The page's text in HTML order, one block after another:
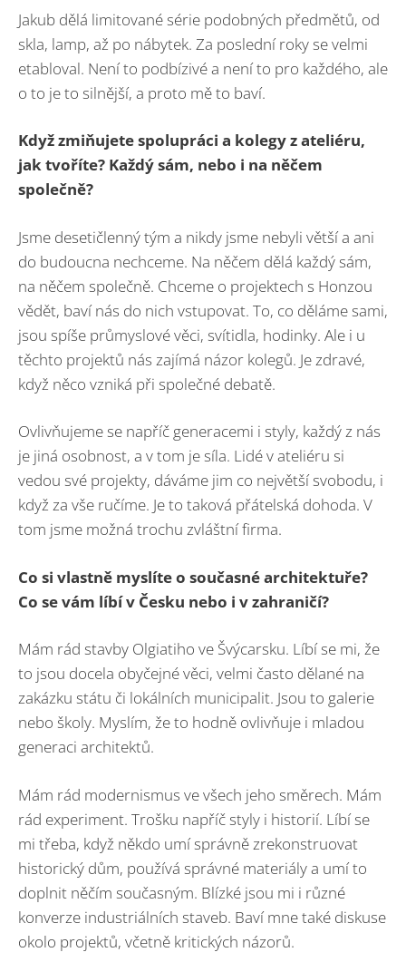
Jakub dělá limitované série podobných předmětů, od
skla, lamp, až po nábytek. Za poslední roky se velmi
etabloval. Není to podbízivé a není to pro každého, ale
o to je to silnější, a proto mě to baví.
Když zmiňujete spolupráci a kolegy z ateliéru,
jak tvoříte? Každý sám, nebo i na něčem
společně?
Jsme desetičlenný tým a nikdy jsme nebyli větší a ani
do budoucna nechceme. Na něčem dělá každý sám,
na něčem společně. Chceme o projektech s Honzou
vědět, baví nás do nich vstupovat. To, co děláme sami,
jsou spíše průmyslové věci, svítidla, hodinky. Ale i u
těchto projektů nás zajímá názor kolegů. Je zdravé,
když něco vzniká při společné debatě.
Ovlivňujeme se napříč generacemi i styly, každý z nás
je jiná osobnost, a v tom je síla. Lidé v ateliéru si
vedou své projekty, dáváme jim co největší svobodu, i
když za vše ručíme. Je to taková přátelská dohoda. V
tom jsme možná trochu zvláštní firma.
Co si vlastně myslíte o současné architektuře?
Co se vám líbí v Česku nebo i v zahraničí?
Mám rád stavby Olgiatiho ve Švýcarsku. Líbí se mi, že
to jsou docela obyčejné věci, velmi často dělané na
zakázku státu či lokálních municipalit. Jsou to galerie
nebo školy. Myslím, že to hodně ovlivňuje i mladou
generaci architektů.
Mám rád modernismus ve všech jeho směrech. Mám
rád experiment. Trošku napříč styly i historií. Líbí se
mi třeba, když někdo umí správně zrekonstruovat
historický dům, používá správné materiály a umí to
doplnit něčím současným. Blízké jsou mi i různé
konverze industriálních staveb. Baví mne také diskuse
okolo projektů, včetně kritických názorů.